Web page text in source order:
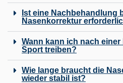
Ist eine Nachbehandlung
Nasenkorrektur
Wann kann ich nach
Sport treiben?
Wie lange braucht die
wieder stabil ist?